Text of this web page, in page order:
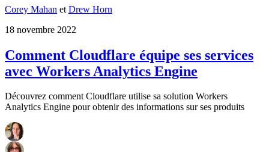
Corey Mahan et Drew Horn
18 novembre 2022
Comment Cloudflare équipe ses services
avec Workers Analytics Engine
Découvrez comment Cloudflare utilise sa solution Workers
Analytics Engine pour obtenir des informations sur ses produits